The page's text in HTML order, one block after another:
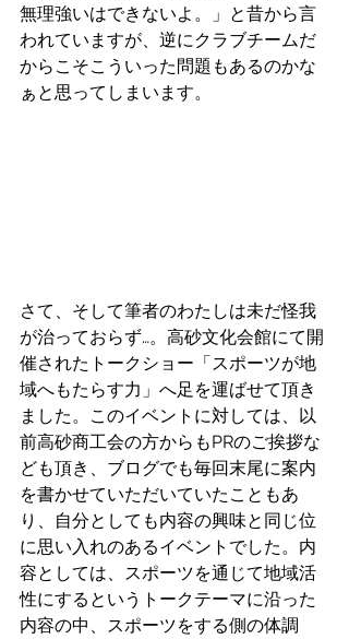
無理強いはできないよ。」と昔から言
われていますが、逆にクラブチームだ
からこそこういった問題もあるのかな
ぁと思ってしまいます。
さて、そして筆者のわたしは未だ怪我
が治っておらず…。高砂文化会館にて開
催されたトークショー「スポーツが地
域へもたらす力」へ足を運ばせて頂き
ました。このイベントに対しては、以
前高砂商工会の方からもPRのご挨拶な
ども頂き、ブログでも毎回末尾に案内
を書かせていただいていたこともあ
り、自分としても内容の興味と同じ位
に思い入れのあるイベントでした。内
容としては、スポーツを通じて地域活
性にするというトークテーマに沿った
内容の中、スポーツをする側の体調